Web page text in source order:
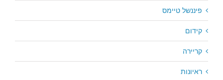
פיננשל טיימס
קידום
קריירה
ראיונות